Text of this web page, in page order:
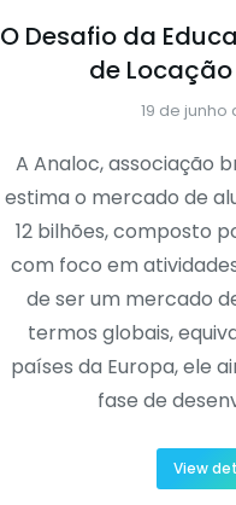
O Desafio da
de
19 de junho
A Analoc, associação
estima o mercado de
12 bilhões, composto
com foco em
de ser um mercado
termos globais,
países da Europa, ele
fase de
View